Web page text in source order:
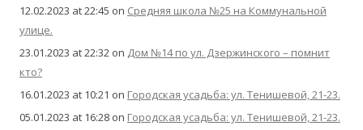
12.02.2023 at 22:45 on Средняя школа №25 на Коммунальной
улице.
23.01.2023 at 22:32 on Дом №14 по ул. Дзержинского – помнит
кто?
16.01.2023 at 10:21 on Городская усадьба: ул. Тенишевой, 21-23.
05.01.2023 at 16:28 on Городская усадьба: ул. Тенишевой, 21-23.